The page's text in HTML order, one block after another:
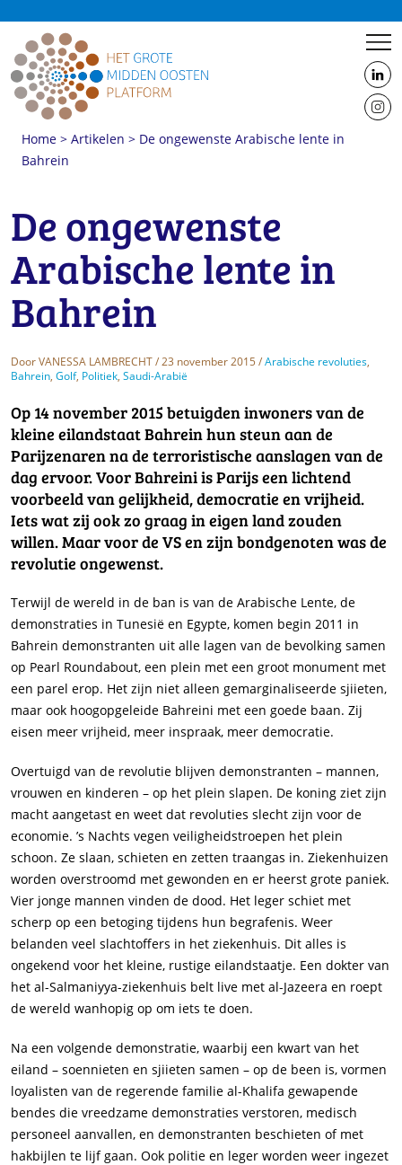
us
on
us
Home > Artikelen > De ongewenste Arabische lente in
Bahrein
De ongewenste
Arabische lente in
Bahrein
DoorVANESSA LAMBRECHT/ 23 november 2015 /Arabische revoluties,
Bahrein, Golf, Politiek, Saudi-Arabië
Op 14 november 2015 betuigden inwoners van de
kleine eilandstaat Bahrein hun steun aan de
Parijzenaren na de terroristische aanslagen van de
dag ervoor. Voor Bahreini is Parijs een lichtend
voorbeeld van gelijkheid, democratie en vrijheid.
Iets wat zij ook zo graag in eigen land zouden
willen. Maar voor de VS en zijn bondgenoten was de
revolutie ongewenst.
Terwijl de wereld in de ban is van de Arabische Lente, de
demonstraties in Tunesië en Egypte, komen begin 2011 in
Bahrein demonstranten uit alle lagen van de bevolking samen
op Pearl Roundabout, een plein met een groot monument met
een parel erop. Het zijn niet alleen gemarginaliseerde sjiieten,
maar ook hoogopgeleide Bahreini met een goede baan. Zij
eisen meer vrijheid, meer inspraak, meer democratie.
Overtuigd van de revolutie blijven demonstranten – mannen,
vrouwen en kinderen – op het plein slapen. De koning ziet zijn
macht aangetast en weet dat revoluties slecht zijn voor de
economie. ’s Nachts vegen veiligheidstroepen het plein
schoon. Ze slaan, schieten en zetten traangas in. Ziekenhuizen
worden overstroomd met gewonden en er heerst grote paniek.
Vier jonge mannen vinden de dood. Het leger schiet met
scherp op een betoging tijdens hun begrafenis. Weer
belanden veel slachtoffers in het ziekenhuis. Dit alles is
ongekend voor het kleine, rustige eilandstaatje. Een dokter van
het al-Salmaniyya-ziekenhuis belt live met al-Jazeera en roept
de wereld wanhopig op om iets te doen.
Na een volgende demonstratie, waarbij een kwart van het
eiland – soennieten en sjiieten samen – op de been is, vormen
loyalisten van de regerende familie al-Khalifa gewapende
bendes die vreedzame demonstraties verstoren, medisch
personeel aanvallen, en demonstranten beschieten of met
hakbijlen te lijf gaan. Ook politie en leger worden weer ingezet